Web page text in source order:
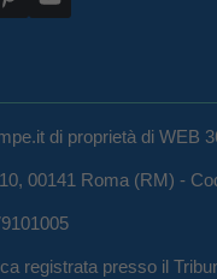
di proprietà di WEB
00141 Roma (RM) -
registrata presso il